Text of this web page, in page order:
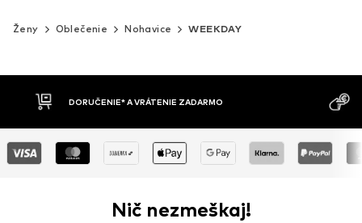
Ženy Oblečenie Nohavice WEEKDAY
DOBIERKA
MOŽNOSŤ
Nič nezmeškaj!